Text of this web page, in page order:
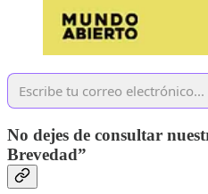
No dejes de consultar
Brevedad”